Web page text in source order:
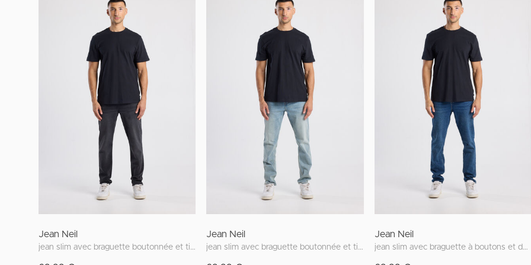
Jean Neil
jean slim avec braguette boutonnée et tissu stretch
Jean Neil
jean slim avec braguette boutonnée et tissu stretch
Jean Neil
jean slim avec braguette à boutons et délavage noir